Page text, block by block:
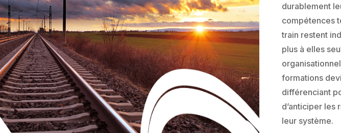
durablement
compétences
train restent
plus à elles
formations
différenciant
d’anticiper les
leur système.